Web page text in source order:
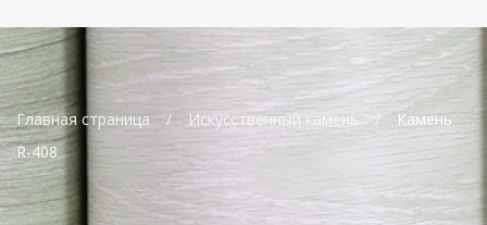
Главная страница Искусственный камень
Камень
R-408